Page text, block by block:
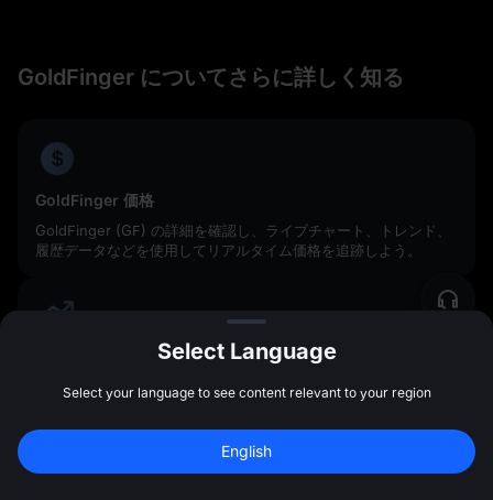
GoldFinger についてさらに詳しく知る
GoldFinger 価格
GoldFinger (GF) の詳細を確認し、ライブチャート、トレンド、
履歴データなどを使用してリアルタイム価格を追跡しよう。
GoldFinger 価格予測
GF 予測、技術的知見、市場センチメントを調査して、
新規登録して 10,000 USDT の先物ボーナス
Select Language
Select your language to see content relevant to your region
English